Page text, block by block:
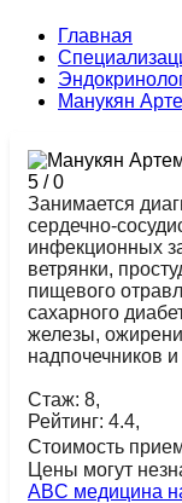
Главная
Манукян
5 /0
Занимается
сердечно-
инфекционных
ветрянки,
пищевого
сахарного
железы,
надпочечников и
Стаж: 8,
Рейтинг: 4.4,
Стоимость
Цены могут
ABC медицина